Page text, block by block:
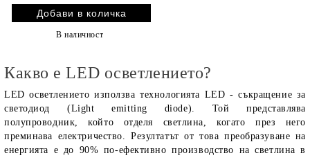
В наличност
Какво е LED осветлението?
LED осветлението използва технологията LED - съкращение за
светодиод (Light emitting diode). Той представлява
полупроводник, който отделя светлина, когато през него
преминава електричество. Резултатът от това преобразуване на
енергията е до 90% по-ефективно производство на светлина в